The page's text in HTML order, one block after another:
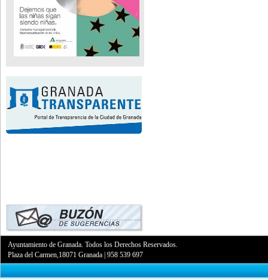
Ayuntamiento de Granada. Todos los Derechos Reservados.
Plaza del Carmen,18071 Granada |958 539 697